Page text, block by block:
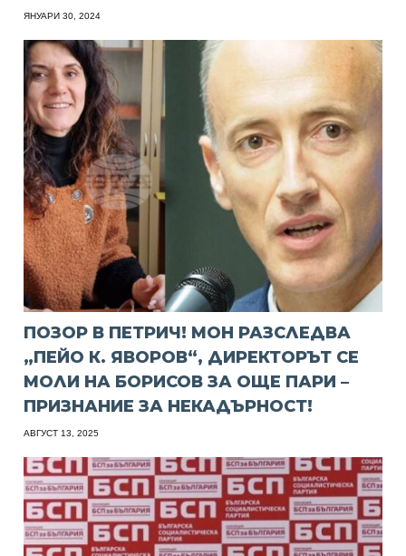
ЯНУАРИ 30, 2024
ПОЗОР В ПЕТРИЧ! МОН РАЗСЛЕДВА
„ПЕЙО К. ЯВОРОВ“, ДИРЕКТОРЪТ СЕ
МОЛИ НА БОРИСОВ ЗА ОЩЕ ПАРИ –
ПРИЗНАНИЕ ЗА НЕКАДЪРНОСТ!
АВГУСТ 13, 2025